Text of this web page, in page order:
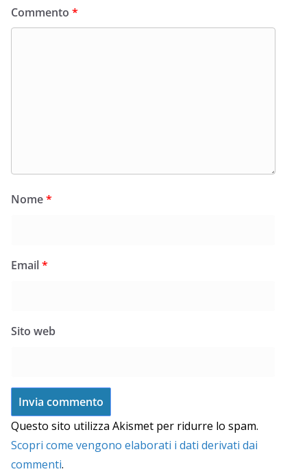
Commento *
Nome*
Email*
Sito web
Questo sito utilizza Akismet per ridurre lo spam.
Scopri come vengono elaborati i dati derivati dai
commenti.